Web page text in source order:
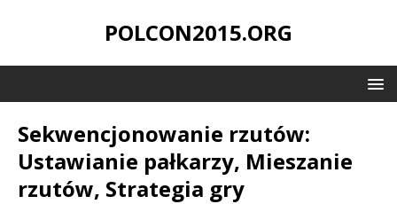
POLCON2015.ORG
Sekwencjonowanie rzutów:
Ustawianie pałkarzy, Mieszanie
rzutów, Strategia gry